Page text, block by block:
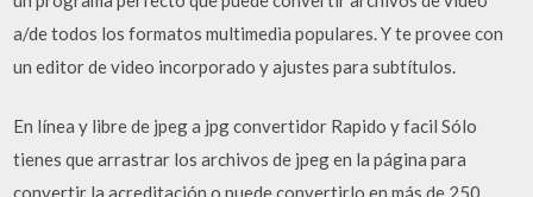
a/de todos los formatos multimedia populares. Y te provee con
un editor de video incorporado y ajustes para subtítulos.
En línea y libre de jpeg a jpg convertidor Rapido y facil Sólo
tienes que arrastrar los archivos de jpeg en la página para
convertir la acreditación o puede convertirlo en más de 250